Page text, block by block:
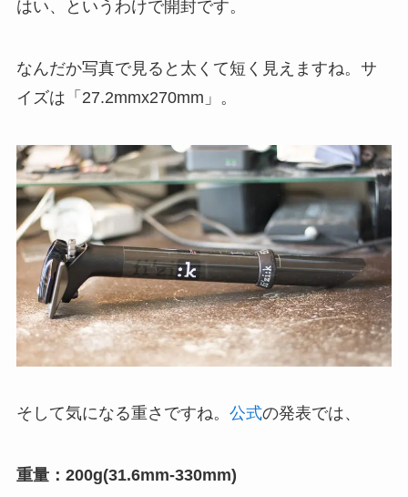
はい、というわけで開封です。
なんだか写真で見ると太くて短く見えますね。サ
イズは「27.2mmx270mm」。
そして気になる重さですね。 公式の発表では、
重量：200g(31.6mm-330mm)